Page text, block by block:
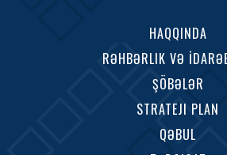
HAQQINDA
RƏHBƏRLIK VƏ
ŞÖBƏLƏR
STRATEJI PLAN
QƏBUL